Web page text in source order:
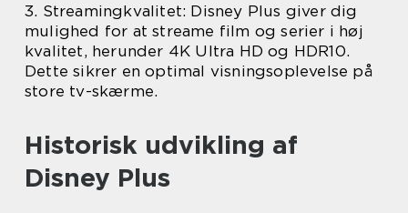
3. Streamingkvalitet: Disney Plus giver dig
mulighed for at streame film og serier i høj
kvalitet, herunder 4K Ultra HD og HDR10.
Dette sikrer en optimal visningsoplevelse på
store tv-skærme.
Historisk udvikling af
Disney Plus